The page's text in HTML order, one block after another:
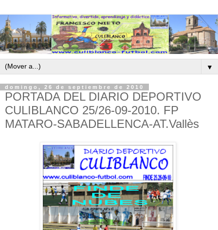
▼
domingo, 26 de septiembre de 2010
PORTADA DEL DIARIO DEPORTIVO
CULIBLANCO 25/26-09-2010. FP
MATARO-SABADELLENCA-AT.Vallès